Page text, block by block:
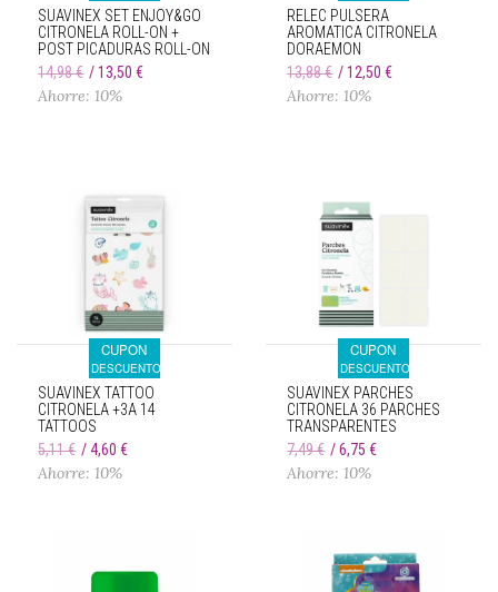
SUAVINEX SET ENJOY&GO
CITRONELA ROLL-ON +
POST PICADURAS ROLL-ON
14,98 €
13,50 €
Ahorre: 10%
RELEC PULSERA
AROMATICA CITRONELA
DORAEMON
13,88 €
12,50 €
Ahorre: 10%
CUPON
DESCUENTO
SUAVINEX TATTOO
CITRONELA +3A 14
TATTOOS
5,11 €
4,60 €
Ahorre: 10%
CUPON
DESCUENTO
SUAVINEX PARCHES
CITRONELA 36 PARCHES
TRANSPARENTES
7,49 €
6,75 €
Ahorre: 10%